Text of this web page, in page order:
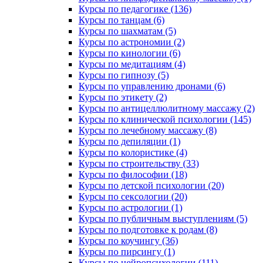
Курсы по педагогике (136)
Курсы по танцам (6)
Курсы по шахматам (5)
Курсы по астрономии (2)
Курсы по кинологии (6)
Курсы по медитациям (4)
Курсы по гипнозу (5)
Курсы по управлению дронами (6)
Курсы по этикету (2)
Курсы по антицеллюлитному массажу (2)
Курсы по клинической психологии (145)
Курсы по лечебному массажу (8)
Курсы по депиляции (1)
Курсы по колористике (4)
Курсы по строительству (33)
Курсы по философии (18)
Курсы по детской психологии (20)
Курсы по сексологии (20)
Курсы по астрологии (1)
Курсы по публичным выступлениям (5)
Курсы по подготовке к родам (8)
Курсы по коучингу (36)
Курсы по пирсингу (1)